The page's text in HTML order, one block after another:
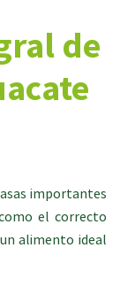
de
importantes
el correcto
alimento ideal